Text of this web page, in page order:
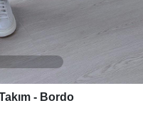
- Bordo